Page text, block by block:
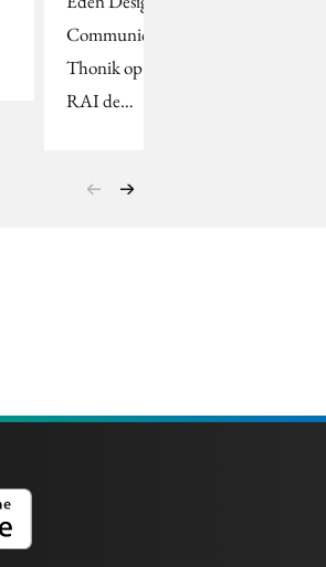
Communication en
Thonik op 14 mei in de
RAI de…